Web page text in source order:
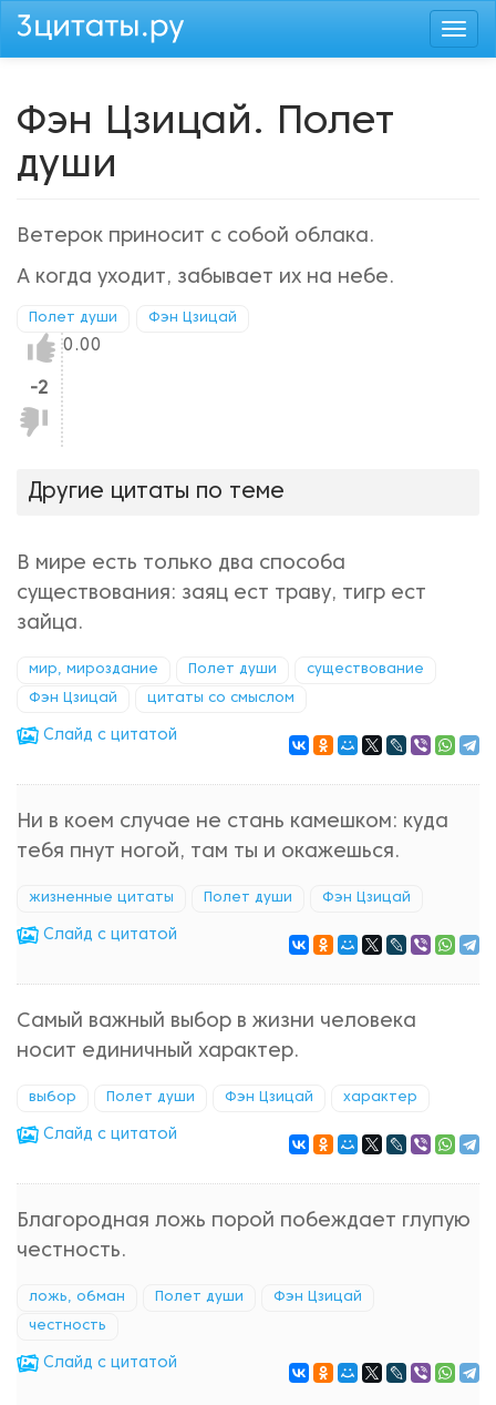
Перейти
Фэн Цзицай. Полет
души
Ветерок приносит с собой облака.
А когда уходит, забывает их на небе.
Полет души Фэн Цзицай
Нравится!
-2
Не
нравится!
0.00
Другие цитаты по теме
В мире есть только два способа
существования: заяц ест траву, тигр ест
зайца.
мир, мироздание Полет души существование
Фэн Цзицай цитаты со смыслом
Cлайд с цитатой
Ни в коем случае не стань камешком: куда
тебя пнут ногой, там ты и окажешься.
жизненные цитаты Полет души Фэн Цзицай
Cлайд с цитатой
Самый важный выбор в жизни человека
носит единичный характер.
выбор Полет души Фэн Цзицай характер
Cлайд с цитатой
Благородная ложь порой побеждает глупую
честность.
ложь, обман Полет души Фэн Цзицай
честность
Cлайд с цитатой